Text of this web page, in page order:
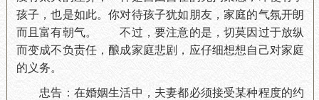
孩子，也是如此。你对待孩子犹如朋友，家庭的气氛开朗
而且富有朝气。 不过，要注意的是，切莫因过于放纵
而变成不负责任，酿成家庭悲剧，应仔细想想自己对家庭
的义务。
忠告：在婚姻生活中，夫妻都必须接受某种程度的约